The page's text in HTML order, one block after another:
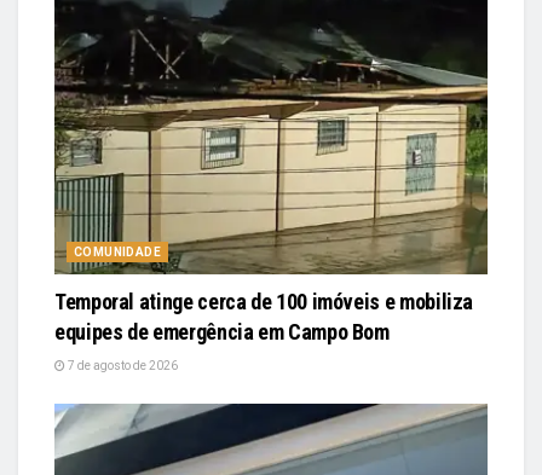
COMUNIDADE
Temporal atinge cerca de 100 imóveis e mobiliza
equipes de emergência em Campo Bom
7 de agosto de 2026